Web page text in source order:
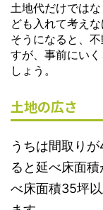
土地代だけでは
ども入れて考え
そうになると、
すが、事前にい
しょう。
土地の広さ
うちは間取り
ると延べ床面積
べ床面積35坪